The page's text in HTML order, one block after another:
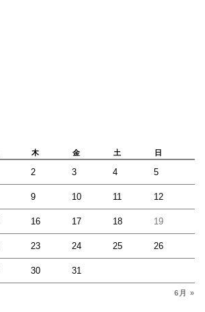
木 金 土 日
6月 »
2 3 4 5
9 10 11 12
16 17 18 19
23 24 25 26
30 31